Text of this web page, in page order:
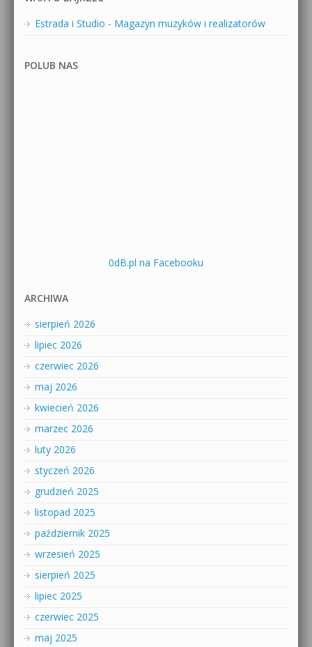
Estrada i Studio - Magazyn muzyków i realizatorów
POLUB NAS
0dB.pl na Facebooku
ARCHIWA
sierpień 2026
lipiec 2026
czerwiec 2026
maj 2026
kwiecień 2026
marzec 2026
luty 2026
styczeń 2026
grudzień 2025
listopad 2025
październik 2025
wrzesień 2025
sierpień 2025
lipiec 2025
czerwiec 2025
maj 2025